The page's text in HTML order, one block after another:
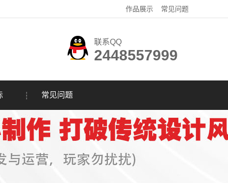
作品展示 常见问题
联系QQ
2448557999
常见问题